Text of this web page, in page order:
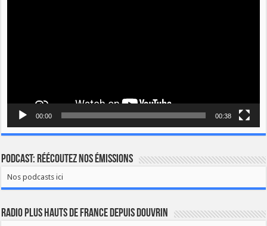
00:00 00:38
Podcast: Réécoutez nos émissions
Nos podcasts ici
Radio Plus Hauts de France depuis Douvrin